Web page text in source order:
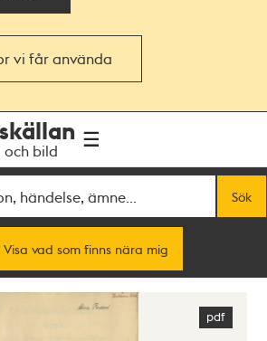
vi får använda
och bild
Sök
Visa vad som finns nära mig